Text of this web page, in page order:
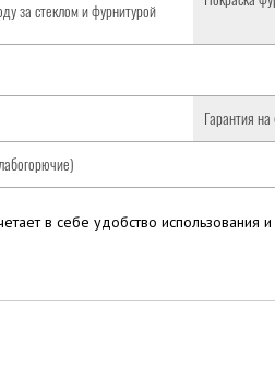
за стеклом и фурнитурой
Гарантия
в себе удобство использования